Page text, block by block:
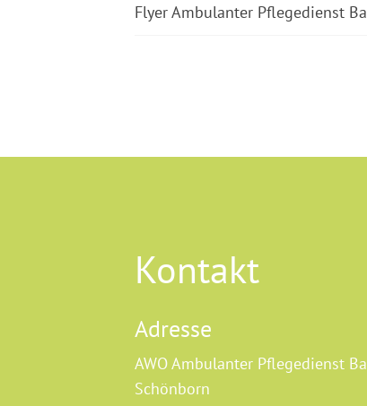
Flyer Ambulanter Pflegedienst
Kontakt
Adresse
AWO Ambulanter Pflegedienst
Schönborn